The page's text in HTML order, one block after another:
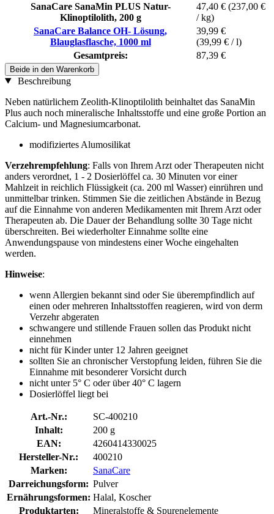
SanaCare SanaMin PLUS Natur-
Klinoptilolith, 200 g
47,40 € (237,00 €
/ kg)
SanaCare Balance OH- Lösung,
Blauglasflasche, 1000 ml
39,99 €
(39,99 € / l)
Gesamtpreis:
87,39 €
Beide in den Warenkorb
Beschreibung
Neben natürlichem Zeolith-Klinoptilolith beinhaltet das SanaMin
Plus auch noch mineralische Inhaltsstoffe und eine große Portion an
Calcium- und Magnesiumcarbonat.
modifiziertes Alumosilikat
Verzehrempfehlung: Falls von Ihrem Arzt oder Therapeuten nicht
anders verordnet, 1 - 2 Dosierlöffel ca. 30 Minuten vor einer
Mahlzeit in reichlich Flüssigkeit (ca. 200 ml Wasser) einrühren und
unmittelbar trinken. Stimmen Sie die zeitlichen Abstände in Bezug
auf die Einnahme von anderen Medikamenten mit Ihrem Arzt oder
Therapeuten ab. Die Dauer der Behandlung sollte 30 Tage nicht
überschreiten. Bei wiederholter Einnahme sollte eine
Anwendungspause von mindestens einer Woche eingehalten
werden.
Hinweise:
wenn Allergien bekannt sind oder Sie überempfindlich auf
einen oder mehreren Inhaltsstoffen reagieren, wird von derm
Verzehr abgeraten
schwangere und stillende Frauen sollen das Produkt nicht
einnehmen
nicht für Kinder unter 12 Jahren geeignet
sollten Sie an chronischer Verstopfung leiden, führen Sie die
Einnahme mit besonderer Vorsicht durch
nicht unter 5° C oder über 40° C lagern
Dosierlöffel liegt bei
Art.-Nr.:
SC-400210
Inhalt:
200 g
EAN:
4260414330025
Hersteller-Nr.:
400210
Marken:
SanaCare
Darreichungsform: Pulver
Ernährungsformen: Halal, Koscher
Produktarten:
Mineralstoffe & Spurenelemente